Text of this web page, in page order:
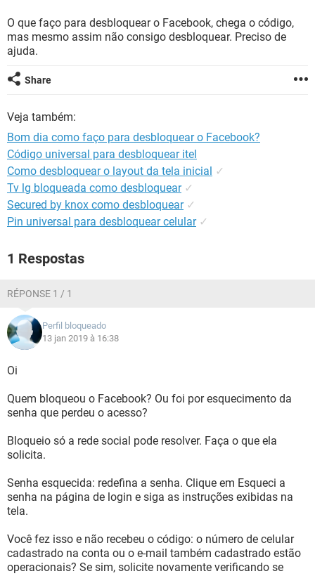
GUIA DE COMPRAS
OUTLOOK EXCEL
INSTAGRAM GMAIL
O que faço para desbloquear o Facebook, chega o código,
mas mesmo assim não consigo desbloquear. Preciso de
ajuda.
Share
Veja também:
Bom dia como faço para desbloquear o Facebook?
Código universal para desbloquear itel
Como desbloquear o layout da tela inicial ✓
Tv lg bloqueada como desbloquear ✓
Secured by knox como desbloquear ✓
Pin universal para desbloquear celular ✓
1 Respostas
RÉPONSE 1 / 1
Perfil bloqueado
13 jan 2019 à 16:38
Oi
Quem bloqueou o Facebook? Ou foi por esquecimento da
senha que perdeu o acesso?
Bloqueio só a rede social pode resolver. Faça o que ela
solicita.
Senha esquecida: redefina a senha. Clique em Esqueci a
senha na página de login e siga as instruções exibidas na
tela.
Você fez isso e não recebeu o código: o número de celular
cadastrado na conta ou o e-mail também cadastrado estão
operacionais? Se sim, solicite novamente verificando se